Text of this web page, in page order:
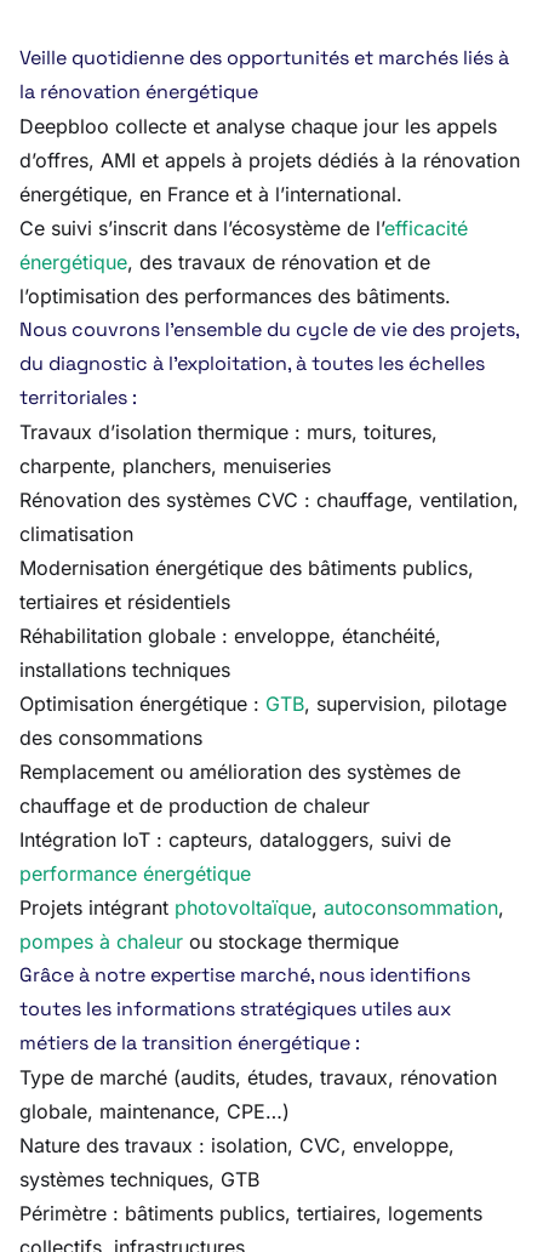
Veille quotidienne des opportunités et marchés liés à
la rénovation énergétique
Deepbloo collecte et analyse chaque jour les appels
d’offres, AMI et appels à projets dédiés à la rénovation
énergétique, en France et à l’international.
Ce suivi s’inscrit dans l’écosystème de l’efficacité
énergétique, des travaux de rénovation et de
l’optimisation des performances des bâtiments.
Nous couvrons l’ensemble du cycle de vie des projets,
du diagnostic à l’exploitation, à toutes les échelles
territoriales :
Travaux d’isolation thermique : murs, toitures,
charpente, planchers, menuiseries
Rénovation des systèmes CVC : chauffage, ventilation,
climatisation
Modernisation énergétique des bâtiments publics,
tertiaires et résidentiels
Réhabilitation globale : enveloppe, étanchéité,
installations techniques
Optimisation énergétique : GTB, supervision, pilotage
des consommations
Remplacement ou amélioration des systèmes de
chauffage et de production de chaleur
Intégration IoT : capteurs, dataloggers, suivi de
performance énergétique
Projets intégrant photovoltaïque, autoconsommation,
pompes à chaleur ou stockage thermique
Grâce à notre expertise marché, nous identifions
toutes les informations stratégiques utiles aux
métiers de la transition énergétique :
Type de marché (audits, études, travaux, rénovation
globale, maintenance, CPE…)
Nature des travaux : isolation, CVC, enveloppe,
systèmes techniques, GTB
Périmètre : bâtiments publics, tertiaires, logements
collectifs, infrastructures